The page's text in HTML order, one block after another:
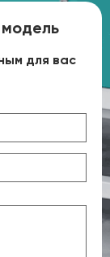
для вас